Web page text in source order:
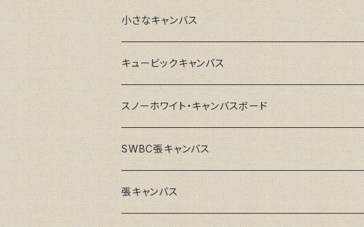
小さなキャンバス
キュービックキャンバス
スノーホワイト・キャンバスボード
SWBC張キャンバス
張キャンバス